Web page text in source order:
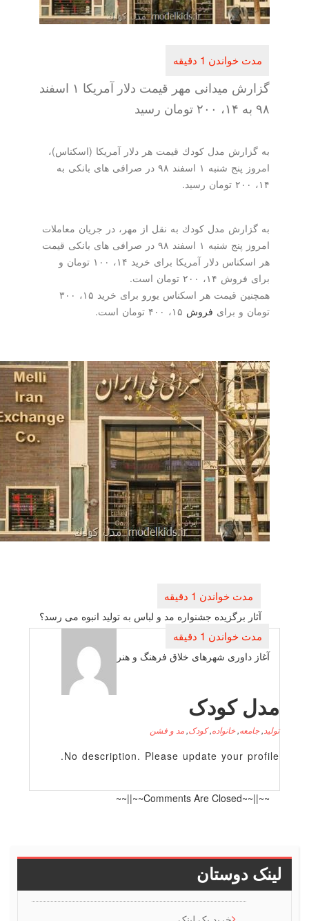
گزارش میدانی مهر قیمت دلار آمریكا ۱ اسفند
به گزارش مدل كودك قیمت هر دلار آمریكا (اسكناس)،
امروز پنج شنبه ۱ اسفند ۹۸ در صرافی های بانكی به
به گزارش مدل كودك به نقل از مهر، در جریان معاملات
امروز پنج شنبه ۱ اسفند ۹۸ در صرافی های بانكی قیمت
هر اسكناس دلار آمریكا برای خرید ۱۴، ۱۰۰ تومان و
برای فروش ۱۴، ۲۰۰ تومان است.
همچنین قیمت هر اسكناس یورو برای خرید ۱۵، ۳۰۰
تومان و برایفروش۱۵، ۴۰۰ تومان است.
راهبری
نوشته
آثار برگزیده جشنواره مد و لباس به تولید انبوه می رسد؟
آغاز داوری شهرهای خلاق فرهنگ و هنر
کودک
جامعه,خانواده,کودک,مد و فشن
No description. Please update your
دوستان